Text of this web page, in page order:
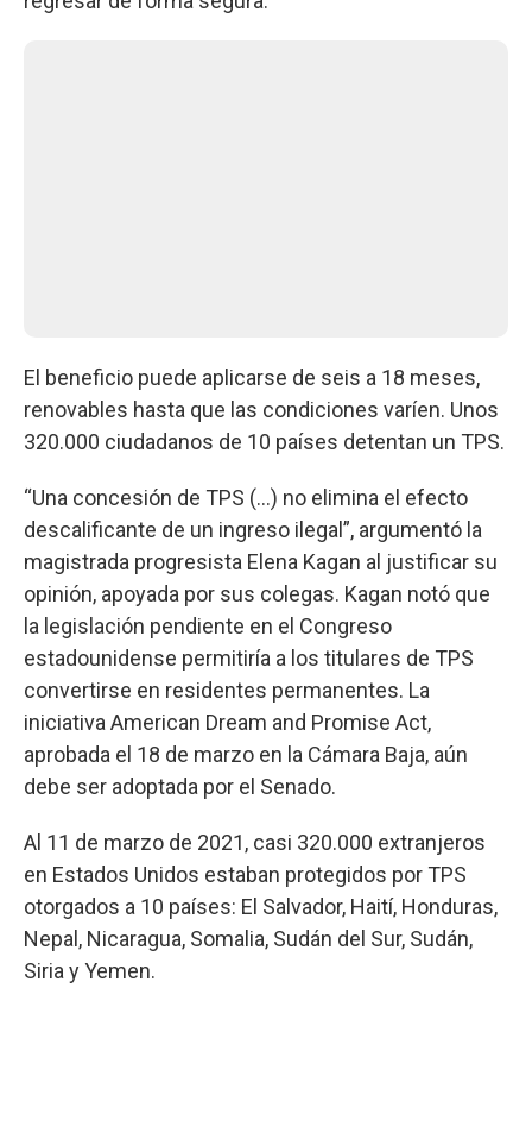
El beneficio puede aplicarse de seis a 18 meses,
renovables hasta que las condiciones varíen. Unos
320.000 ciudadanos de 10 países detentan un TPS.
“Una concesión de TPS (...) no elimina el efecto
descalificante de un ingreso ilegal”, argumentó la
magistrada progresista Elena Kagan al justificar su
opinión, apoyada por sus colegas. Kagan notó que
la legislación pendiente en el Congreso
estadounidense permitiría a los titulares de TPS
convertirse en residentes permanentes. La
iniciativa American Dream and Promise Act,
aprobada el 18 de marzo en la Cámara Baja, aún
debe ser adoptada por el Senado.
Al 11 de marzo de 2021, casi 320.000 extranjeros
en Estados Unidos estaban protegidos por TPS
otorgados a 10 países: El Salvador, Haití, Honduras,
Nepal, Nicaragua, Somalia, Sudán del Sur, Sudán,
Siria y Yemen.